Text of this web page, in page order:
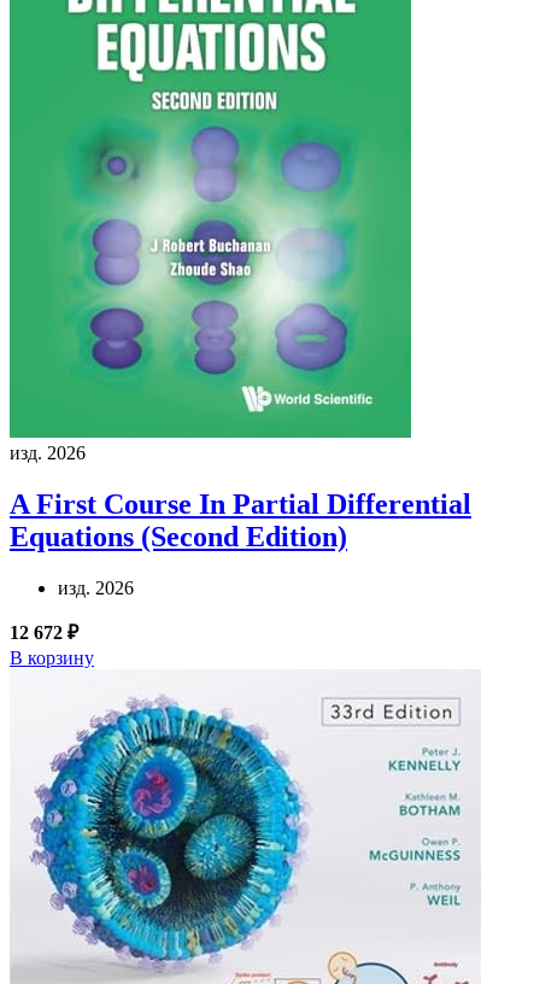
изд. 2026
A First Course In Partial Differential
Equations (Second Edition)
изд. 2026
12 672 ₽
В корзину